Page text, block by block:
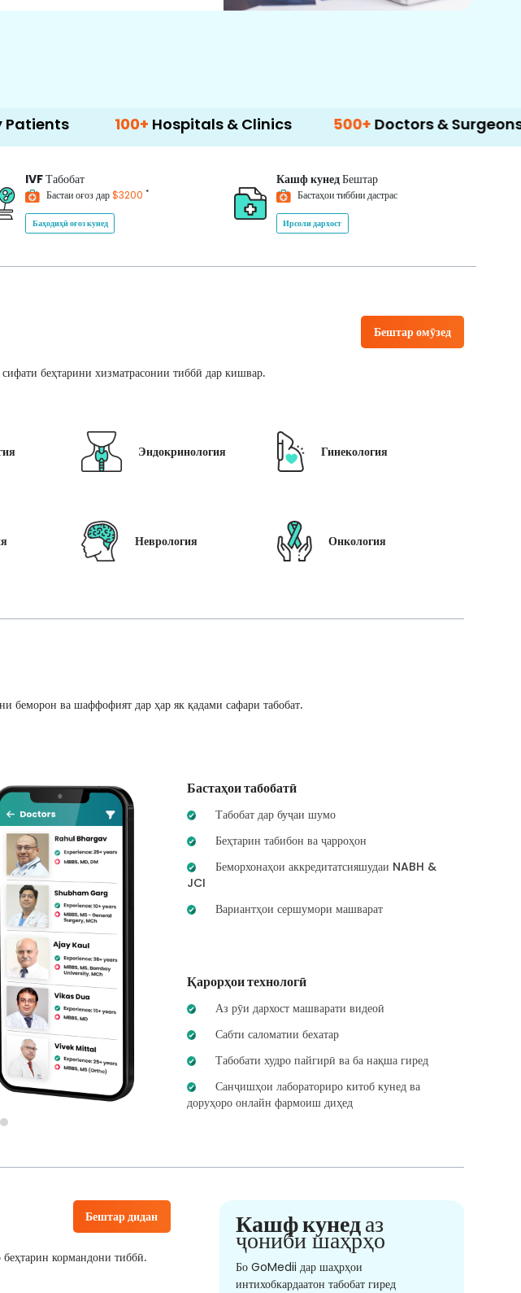
100+ Hospitals & Clinics 500+ Doctors & Surgeons 14+
IVFТабобат
Бастаи оғоз дар$3200 *
Баҳодиҳӣ оғоз кунед
Кашф кунедБештар
Бастаҳои тиббии дастрас
Ирсоли дархост
Бештар омӯзед
беҳтарини хизматрасонии тиббӣ дар кишвар.
Эндокринология Гинекология
Неврология Онкология
беморон ва шаффофият дар ҳар як қадами сафари табобат.
Бастаҳои табобатӣ
Табобат дар буҷаи шумо
Беҳтарин табибон ва ҷарроҳон
Беморхонаҳои аккредитатсияшудаи NABH &
JCI
Вариантҳои сершумори машварат
Қарорҳои технологӣ
Аз рӯи дархост машварати видеоӣ
Сабти саломатии бехатар
Табобати худро пайгирӣ ва ба нақша гиред
Санҷишҳои лабораториро китоб кунед ва
доруҳоро онлайн фармоиш диҳед
Бештар дидан
кормандони тиббӣ.
Кашф кунедаз
ҷониби шаҳрҳо
Бо GoMedii дар шаҳрҳои
интихобкардаатон табобат гиред